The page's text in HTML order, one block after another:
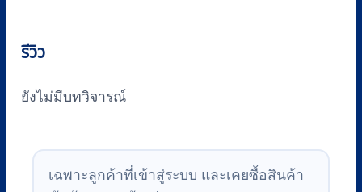
รีวิว
ยังไม่มีบทวิจารณ์
เฉพาะลูกค้าที่เข้าสู่ระบบ และเคยซื้อสินค้า